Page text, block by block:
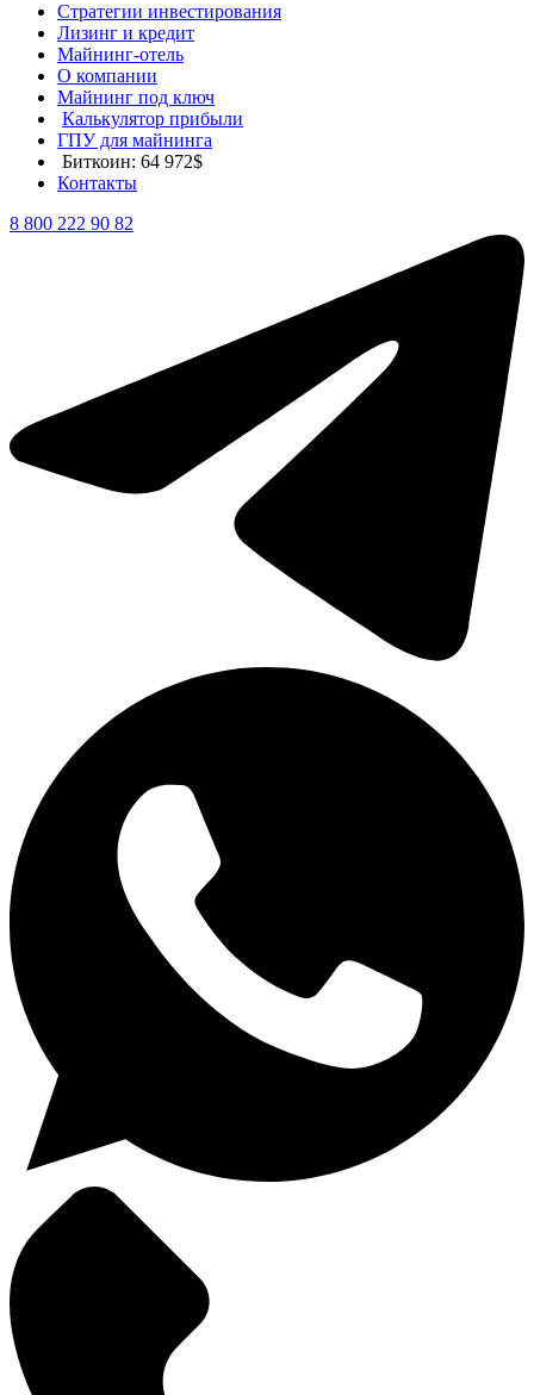
Стратегии инвестирования
Лизинг и кредит
Майнинг-отель
О компании
Майнинг под ключ
Калькулятор прибыли
ГПУ для майнинга
Биткоин: 64 972$
Контакты
8 800 222 90 82